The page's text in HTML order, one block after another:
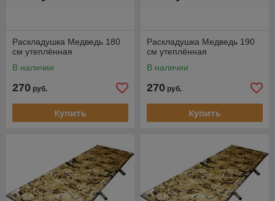
Раскладушка Медведь 180
см утеплённая
В наличии
270 руб.
Купить
Раскладушка Медведь 190
см утеплённая
В наличии
270 руб.
Купить